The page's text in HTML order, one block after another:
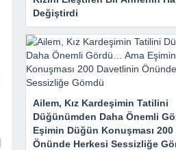
Değiştirdi
Ailem, Kız Kardeşimin Tatilini
Düğünümden Daha Önemli
Eşimin Düğün Konuşması
Önünde Herkesi Sessizliğe